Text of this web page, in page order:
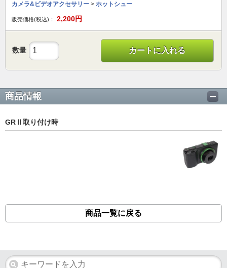
カメラ&ビデオアクセサリー > ホットシュー
販売価格(税込)： 2,200円
数量 カートに入れる
商品情報
GRⅡ取り付け時
商品一覧に戻る